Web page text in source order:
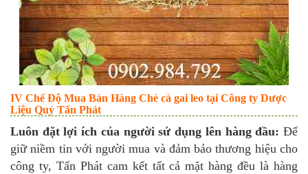
IV Chế Độ Mua Bán Hàng Chè cà gai leo tại Công ty Dược
Liệu Quý Tấn Phát
Luôn đặt lợi ích của người sử dụng lên hàng đầu: Để
giữ niềm tin với người mua và đảm bảo thương hiệu cho
công ty, Tấn Phát cam kết tất cả mặt hàng đều là hàng